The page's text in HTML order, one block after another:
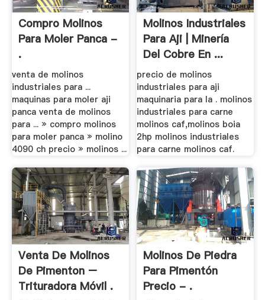
Compro Molinos
Para Moler Panca -
.
venta de molinos
industriales para ...
maquinas para moler aji
panca venta de molinos
para ... » compro molinos
para moler panca » molino
4090 ch precio » molinos ...
Molinos Industriales
Para Aji | Minería
Del Cobre En ...
precio de molinos
industriales para aji
maquinaria para la . molinos
industriales para carne
molinos caf,molinos boia
2hp molinos industriales
para carne molinos caf.
Venta De Molinos
De Pimenton –
Trituradora Móvil .
Molinos De Piedra
Para Pimentón
Precio - .